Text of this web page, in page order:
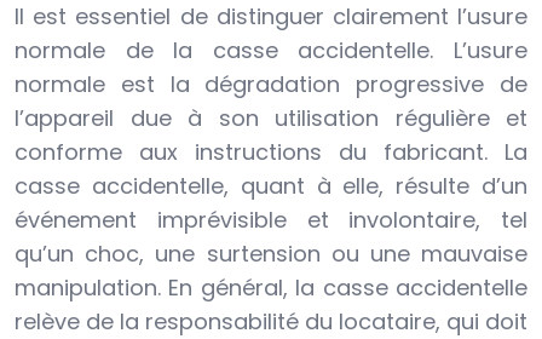
Il est essentiel de distinguer clairement l’usure
normale de la casse accidentelle. L’usure
normale est la dégradation progressive de
l’appareil due à son utilisation régulière et
conforme aux instructions du fabricant. La
casse accidentelle, quant à elle, résulte d’un
événement imprévisible et involontaire, tel
qu’un choc, une surtension ou une mauvaise
manipulation. En général, la casse accidentelle
relève de la responsabilité du locataire, qui doit